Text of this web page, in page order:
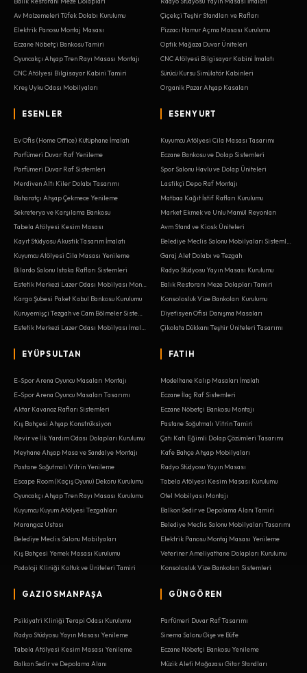
Av Malzemeleri Tüfek Dolabı Kurulumu
Elektrik Panosu Montaj Masası
Eczane Nöbetçi Bankosu Tamiri
Oyuncakçı Ahşap Tren Rayı Masası Montajı
CNC Atölyesi Bilgisayar Kabini Tamiri
Kreş Uyku Odası Mobilyaları
Çiçekçi Teşhir Standları ve Rafları
Pizzacı Hamur Açma Masası Kurulumu
Optik Mağaza Duvar Üniteleri
CNC Atölyesi Bilgisayar Kabini İmalatı
Sürücü Kursu Simülatör Kabinleri
Organik Pazar Ahşap Kasaları
ESENLER
Ev Ofis (Home Office) Kütüphane İmalatı
Parfümeri Duvar Raf Yenileme
Parfümeri Duvar Raf Sistemleri
Merdiven Altı Kiler Dolabı Tasarımı
Baharatçı Ahşap Çekmece Yenileme
Sekreterya ve Karşılama Bankosu
Tabela Atölyesi Kesim Masası
Kayıt Stüdyosu Akustik Tasarım İmalatı
Kuyumcu Atölyesi Cila Masası Yenileme
Bilardo Salonu Istaka Rafları Sistemleri
Kargo Şubesi Paket Kabul Bankosu Kurulumu
ESENYURT
Kuyumcu Atölyesi Cila Masası Tasarımı
Eczane Bankosu ve Dolap Sistemleri
Spor Salonu Havlu ve Dolap Üniteleri
Lastikçi Depo Raf Montajı
Matbaa Kağıt İstif Rafları Kurulumu
Market Ekmek ve Unlu Mamül Reyonları
Avm Stand ve Kiosk Üniteleri
Garaj Alet Dolabı ve Tezgah
Radyo Stüdyosu Yayın Masası Kurulumu
Balık Restoranı Meze Dolapları Tamiri
Konsolosluk Vize Bankoları Kurulumu
Diyetisyen Ofisi Danışma Masaları
Çikolata Dükkanı Teşhir Üniteleri Tasarımı
EYÜPSULTAN
E-Spor Arena Oyuncu Masaları Montajı
E-Spor Arena Oyuncu Masaları Tasarımı
Aktar Kavanoz Rafları Sistemleri
Kış Bahçesi Ahşap Konstrüksiyon
Revir ve İlk Yardım Odası Dolapları Kurulumu
Meyhane Ahşap Masa ve Sandalye Montajı
Pastane Soğutmalı Vitrin Yenileme
Escape Room (Kaçış Oyunu) Dekoru Kurulumu
Oyuncakçı Ahşap Tren Rayı Masası Kurulumu
Kuyumcu Kuyum Atölyesi Tezgahları
Marangoz Ustası
Belediye Meclis Salonu Mobilyaları
Kış Bahçesi Yemek Masası Kurulumu
Podoloji Kliniği Koltuk ve Üniteleri Tamiri
FATIH
Modelhane Kalıp Masaları İmalatı
Eczane İlaç Raf Sistemleri
Eczane Nöbetçi Bankosu Montajı
Pastane Soğutmalı Vitrin Tamiri
Çatı Katı Eğimli Dolap Çözümleri Tasarımı
Kafe Bahçe Ahşap Mobilyaları
Radyo Stüdyosu Yayın Masası
Tabela Atölyesi Kesim Masası Kurulumu
Otel Mobilyası Montajı
Balkon Sedir ve Depolama Alanı Tamiri
Belediye Meclis Salonu Mobilyaları Tasarımı
Elektrik Panosu Montaj Masası Yenileme
Veteriner Ameliyathane Dolapları Kurulumu
Konsolosluk Vize Bankoları Sistemleri
GAZIOSMANPAŞA
Psikiyatri Kliniği Terapi Odası Kurulumu
Radyo Stüdyosu Yayın Masası Yenileme
Tabela Atölyesi Kesim Masası Yenileme
Balkon Sedir ve Depolama Alanı
GÜNGÖREN
Parfümeri Duvar Raf Tasarımı
Sinema Salonu Gişe ve Büfe
Eczane Nöbetçi Bankosu Yenileme
Müzik Aleti Mağazası Gitar Standları